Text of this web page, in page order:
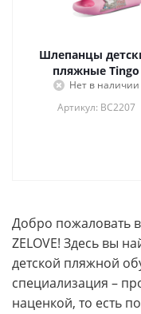
Шлепанцы
пляжные Tingo
Нет в наличии
Артикул: BC2207
Добро пожаловать
ZELOVE! Здесь вы
детской пляжной
специализация –
наценкой, то есть